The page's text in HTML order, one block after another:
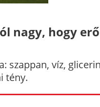
nagy, hogy
szappan, víz,
tény.